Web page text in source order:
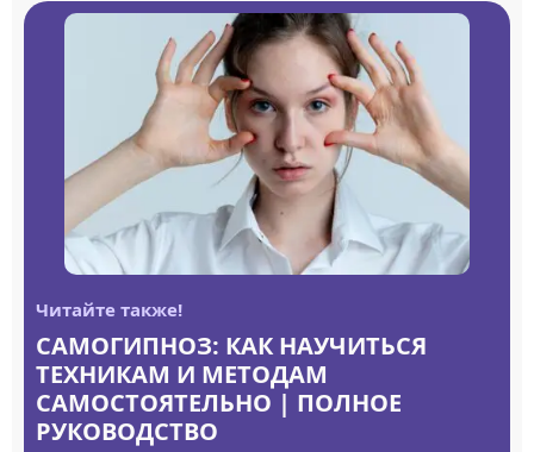
Читайте также!
САМОГИПНОЗ: КАК НАУЧИТЬСЯ
ТЕХНИКАМ И МЕТОДАМ
САМОСТОЯТЕЛЬНО | ПОЛНОЕ
РУКОВОДСТВО